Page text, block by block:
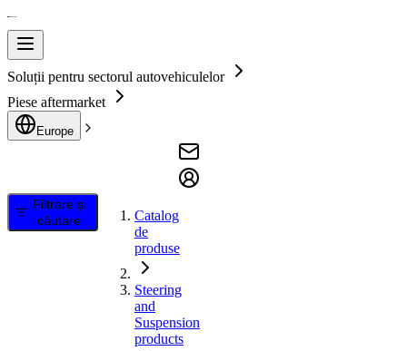
Soluții pentru sectorul autovehiculelor
Piese aftermarket
Europe
Filtrare și
căutare
Catalog
de
produse
Steering
and
Suspension
products